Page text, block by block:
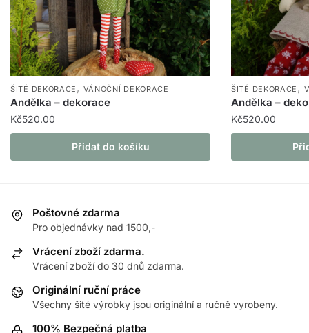
ŠITÉ DEKORACE , VÁNOČNÍ DEKORACE
Andělka – dekorace
Kč520.00
Přidat do košíku
ŠITÉ DEKORACE ,
Andělka –
Kč520.00
Poštovné zdarma
Pro objednávky nad 1500,-
Vrácení zboží zdarma.
Vrácení zboží do 30 dnů zdarma.
Originální ruční práce
Všechny šité výrobky jsou originální a ručně vyrobeny.
100% Bezpečná platba